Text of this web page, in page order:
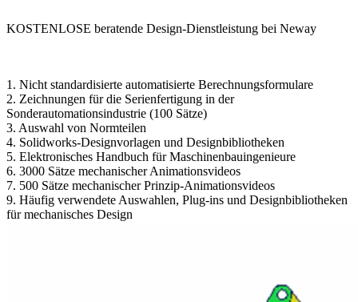
KOSTENLOSE beratende Design-Dienstleistung bei Neway
1. Nicht standardisierte automatisierte Berechnungsformulare
2. Zeichnungen für die Serienfertigung in der
Sonderautomationsindustrie (100 Sätze)
3. Auswahl von Normteilen
4. Solidworks-Designvorlagen und Designbibliotheken
5. Elektronisches Handbuch für Maschinenbauingenieure
6. 3000 Sätze mechanischer Animationsvideos
7. 500 Sätze mechanischer Prinzip-Animationsvideos
9. Häufig verwendete Auswahlen, Plug-ins und Designbibliotheken
für mechanisches Design